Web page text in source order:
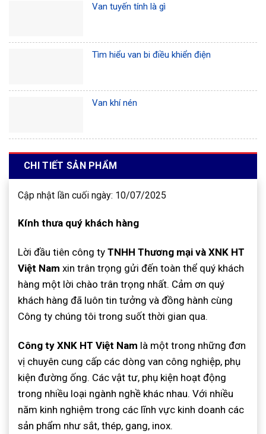
Van tuyến tính là gì
Tìm hiểu van bi điều khiển điện
Van khí nén
CHI TIẾT SẢN PHẨM
Cập nhật lần cuối ngày: 10/07/2025
Kính thưa quý khách hàng
Lời đầu tiên công ty TNHH Thương mại và XNK HT
Việt Nam xin trân trọng gửi đến toàn thể quý khách
hàng một lời chào trân trọng nhất. Cảm ơn quý
khách hàng đã luôn tin tưởng và đồng hành cùng
Công ty chúng tôi trong suốt thời gian qua.
Công ty XNK HT Việt Nam là một trong những đơn
vị chuyên cung cấp các dòng van công nghiệp, phụ
kiện đường ống. Các vật tư, phụ kiện hoạt động
trong nhiều loại ngành nghề khác nhau. Với nhiều
năm kinh nghiệm trong các lĩnh vực kinh doanh các
sản phẩm như sắt, thép, gang, inox.